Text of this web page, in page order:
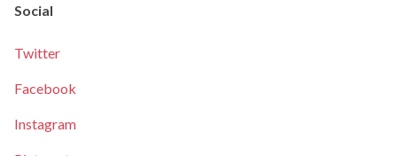
Social
Twitter
Facebook
Instagram